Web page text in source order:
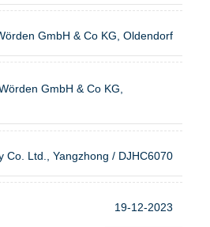
GmbH & Co KG, Oldendorf
GmbH & Co KG,
Co. Ltd., Yangzhong / DJHC6070
19-12-2023